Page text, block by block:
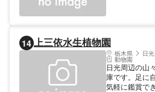
14 上三依水生植物園
栃木県 日光
動物園
日光周辺の山
庫です。足に
気軽に鑑賞で